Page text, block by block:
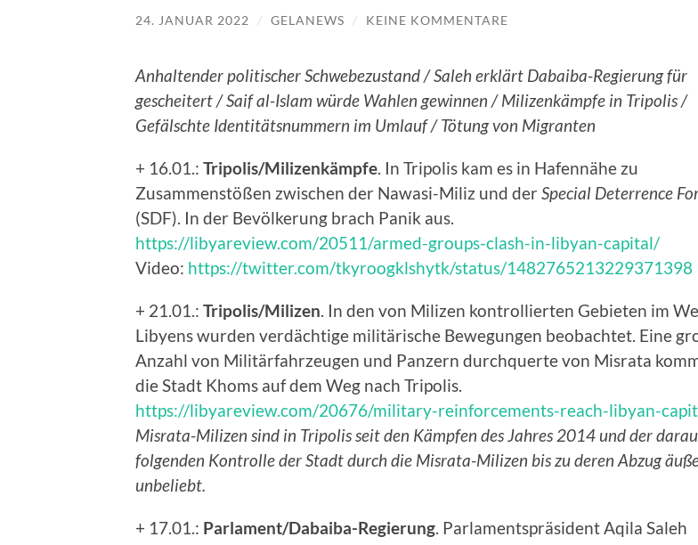
24. JANUAR 2022 / GELANEWS / KEINE KOMMENTARE
Anhaltender politischer Schwebezustand / Saleh erklärt Dabaiba-Regierung für
gescheitert / Saif al-Islam würde Wahlen gewinnen / Milizenkämpfe in Tripolis /
Gefälschte Identitätsnummern im Umlauf / Tötung von Migranten
+ 16.01.: Tripolis/Milizenkämpfe. In Tripolis kam es in Hafennähe zu
Zusammenstößen zwischen der Nawasi-Miliz und der Special Deterrence
(SDF). In der Bevölkerung brach Panik aus.
https://libyareview.com/20511/armed-groups-clash-in-libyan-capital/
Video: https://twitter.com/tkyroogklshytk/status/1482765213229371398
+ 21.01.: Tripolis/Milizen. In den von Milizen kontrollierten Gebieten im
Libyens wurden verdächtige militärische Bewegungen beobachtet. Eine
Anzahl von Militärfahrzeugen und Panzern durchquerte von Misrata
die Stadt Khoms auf dem Weg nach Tripolis.
https://libyareview.com/20676/military-reinforcements-reach-libyan-
Misrata-Milizen sind in Tripolis seit den Kämpfen des Jahres 2014 und der
folgenden Kontrolle der Stadt durch die Misrata-Milizen bis zu deren Abzug
unbeliebt.
+ 17.01.: Parlament/Dabaiba-Regierung. Parlamentspräsident Aqila Saleh